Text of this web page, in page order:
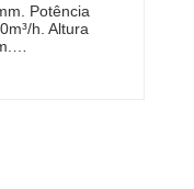
Potência
h. Altura